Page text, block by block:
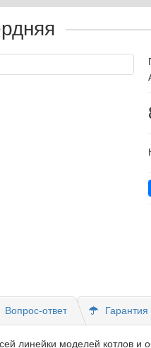
Вопрос-ответ Гарантия
линейки моделей котлов и